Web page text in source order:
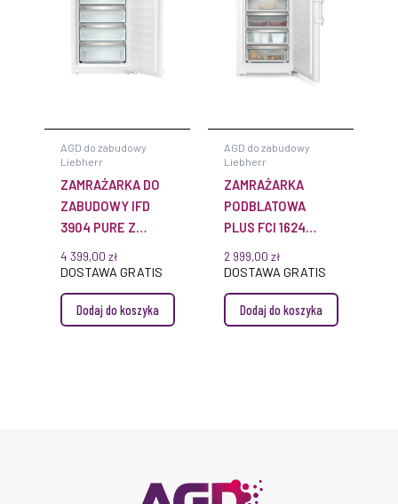
AGD do zabudowy
Liebherr
ZAMRAŻARKA DO
ZABUDOWY IFD
3904 PURE Z
FUNKCJĄ
SMARTFROST
4 399,00 zł
DOSTAWA GRATIS
Dodaj do koszyka
AGD do zabudowy
Liebherr
ZAMRAŻARKA
PODBLATOWA
PLUS FCI 1624
SMARTFROST
2 999,00 zł
DOSTAWA GRATIS
Dodaj do koszyka